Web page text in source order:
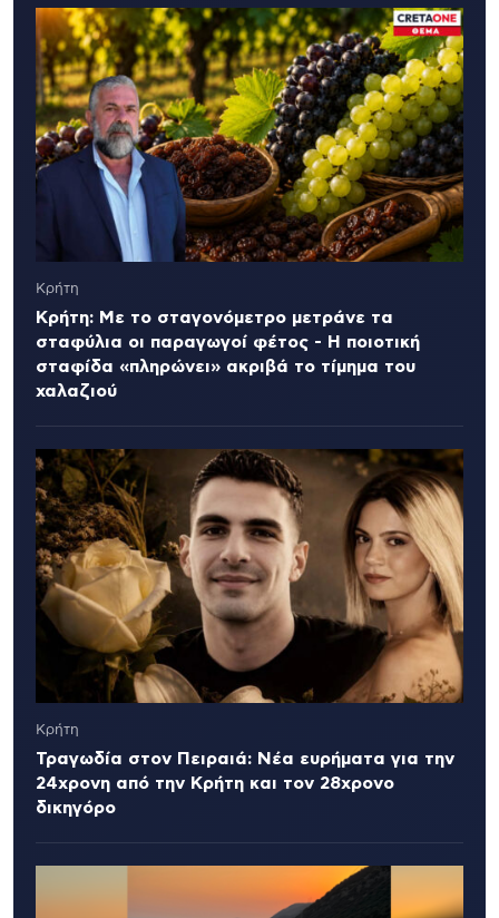
Κρήτη
Κρήτη: Με το σταγονόμετρο μετράνε τα
σταφύλια οι παραγωγοί φέτος - Η ποιοτική
σταφίδα «πληρώνει» ακριβά το τίμημα του
χαλαζιού
Κρήτη
Τραγωδία στον Πειραιά: Νέα ευρήματα για την
24χρονη από την Κρήτη και τον 28χρονο
δικηγόρο